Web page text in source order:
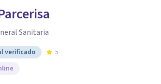
Sanitaria
verificado
5